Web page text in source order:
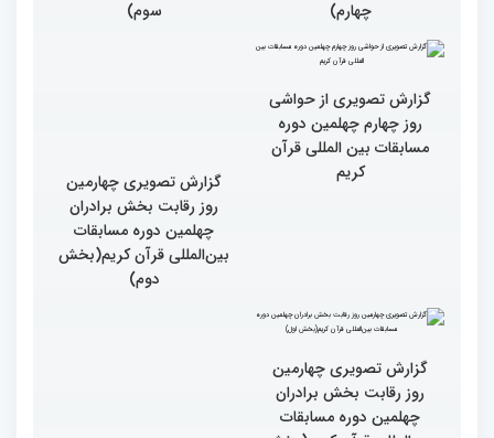
چهارم)
سوم)
گزارش تصویری از حواشی
روز چهارم چهلمین دوره
مسابقات بین المللی قرآن
کریم
گزارش تصویری چهارمین
روز رقابت بخش برادران
چهلمین دوره مسابقات
بین‌المللی قرآن کریم(بخش
دوم)